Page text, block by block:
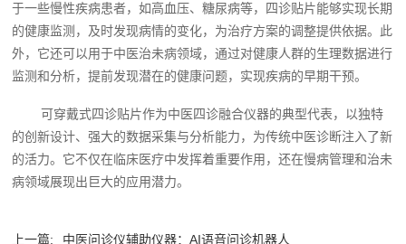
于一些慢性疾病患者，如高血压、糖尿病等，四诊贴片能够实现长期
的健康监测，及时发现病情的变化，为治疗方案的调整提供依据。此
外，它还可以用于中医治未病领域，通过对健康人群的生理数据进行
监测和分析，提前发现潜在的健康问题，实现疾病的早期干预。
可穿戴式四诊贴片作为中医四诊融合仪器的典型代表，以独特
的创新设计、强大的数据采集与分析能力，为传统中医诊断注入了新
的活力。它不仅在临床医疗中发挥着重要作用，还在慢病管理和治未
病领域展现出巨大的应用潜力。‍
上一篇:
中医问诊仪辅助仪器：AI语音问诊机器人